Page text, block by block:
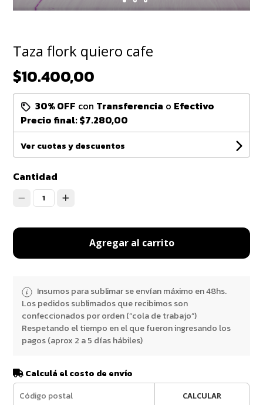
Taza flork quiero cafe
$10.400,00
30% OFF con Transferencia o Efectivo
Precio final:$7.280,00
Ver cuotas y descuentos
Cantidad
1
Agregar al carrito
Insumos para sublimar se envían máximo en 48hs.
Los pedidos sublimados que recibimos son
confeccionados por orden (“cola de trabajo”)
Respetando el tiempo en el que fueron ingresando los
pagos (aprox 2 a 5 días hábiles)
Calculá el costo de envío
CALCULAR